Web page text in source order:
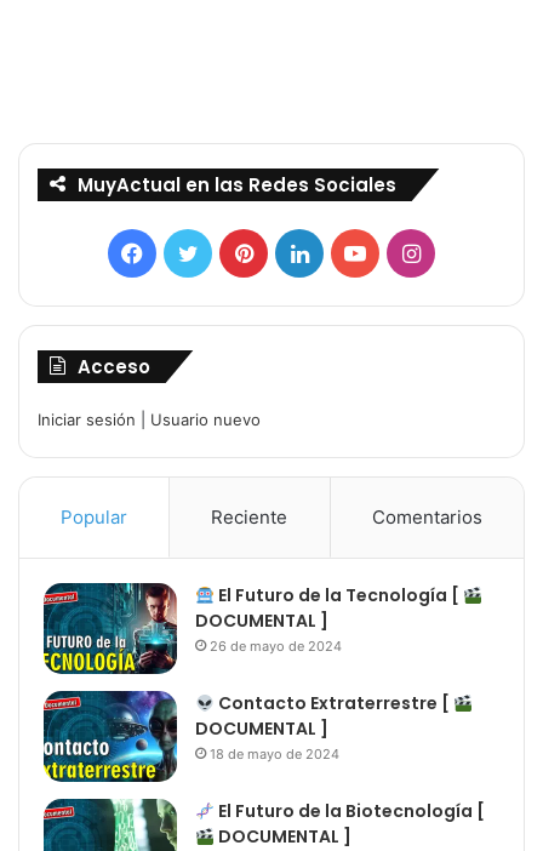
MuyActual en las Redes Sociales
Facebook
TwitterPinterestLinkedInYouTubeInstagram
Acceso
Iniciar sesión Usuario nuevo
Popular Reciente Comentarios
El Futuro de la Tecnología [
DOCUMENTAL ]
26 de mayo de 2024
Contacto Extraterrestre [
DOCUMENTAL ]
18 de mayo de 2024
El Futuro de la Biotecnología [
DOCUMENTAL ]